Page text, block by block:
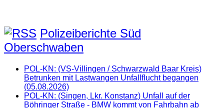
Polizeiberichte Süd
Oberschwaben
POL-KN: (VS-Villingen / Schwarzwald Baar Kreis)
Betrunken mit Lastwangen Unfallflucht begangen
(05.08.2026)
POL-KN: (Singen, Lkr. Konstanz) Unfall auf der
Böhringer Straße - BMW kommt von Fahrbahn ab